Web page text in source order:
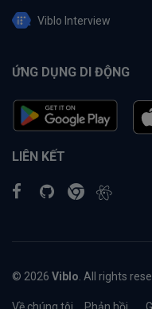
Viblo Interview
ỨNG DỤNG DI ĐỘNG
LIÊN KẾT
© 2026 Viblo . All rights